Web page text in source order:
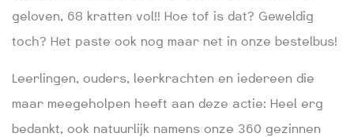
geloven, 68 kratten vol!! Hoe tof is dat? Geweldig
toch? Het paste ook nog maar net in onze bestelbus!
Leerlingen, ouders, leerkrachten en iedereen die
maar meegeholpen heeft aan deze actie: Heel erg
bedankt, ook natuurlijk namens onze 360 gezinnen